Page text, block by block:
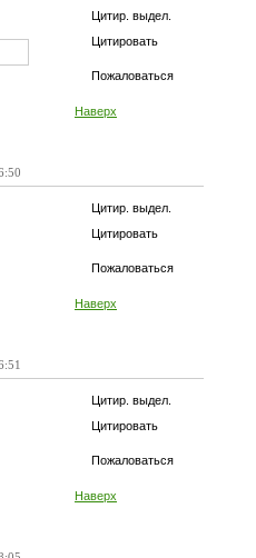
Цитир. выдел.
Цитировать
Пожаловаться
Наверх
Цитир. выдел.
Цитировать
Пожаловаться
Наверх
Цитир. выдел.
Цитировать
Пожаловаться
Наверх